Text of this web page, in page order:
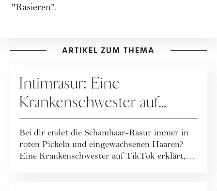
"Rasieren".
ARTIKEL ZUM THEMA
Intimrasur: Eine
Krankenschwester auf
TikTok zeigt, wie es richtig
geht
Bei dir endet die Schamhaar-Rasur immer in
roten Pickeln und eingewachsenen Haaren?
Eine Krankenschwester auf TikTok erklärt,